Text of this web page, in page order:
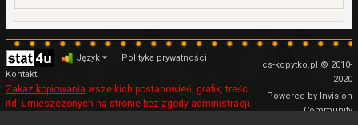
Język
Polityka prywatności
Kontakt
Zakaz kopiowania wszelkich postanowień, grafik, treści
itd. umieszczonych na stronie bez zgody administracji.
cs-kopytko.pl © 2010-
2020
Powered by Invision
Community